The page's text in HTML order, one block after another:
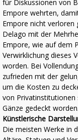
für Diskussionen von
Empore wehrten,
Empore nicht verloren
Delago mit der
Empore, wie auf dem
Verwirklichung dieses
worden. Bei
zufrieden mit der
um die Kosten zu
von Privatinstitutionen
Gänze gedeckt worden.
Künstlerische
Die meisten Werke in